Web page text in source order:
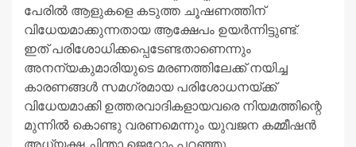
പേരില്‍ ആളുകളെ കടുത്ത ചൂഷണത്തിന്
വിധേയമാക്കുന്നതായ ആക്ഷേപം ഉയര്‍ന്നിട്ടുണ്ട്.
ഇത് പരിശോധിക്കപ്പെടേണ്ടതാണെന്നും
അനന്യകുമാരിയുടെ മരണത്തിലേക്ക് നയിച്ച
കാരണങ്ങള്‍ സമഗ്രമായ പരിശോധനയ്ക്ക്
വിധേയമാക്കി ഉത്തരവാദികളായവരെ നിയമത്തിന്റെ
മുന്നില്‍ കൊണ്ടു വരണമെന്നും യുവജന കമ്മീഷന്‍
അധ്യക്ഷ ചിന്താ ജെറോം പറഞ്ഞു.